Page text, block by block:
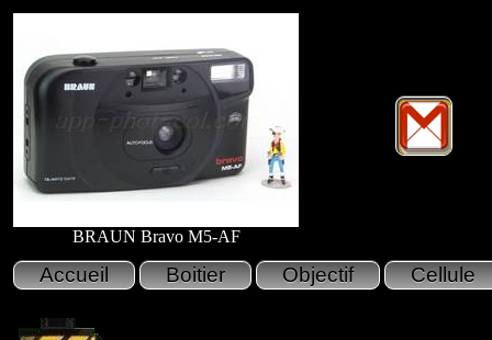
BRAUN Bravo M5-AF